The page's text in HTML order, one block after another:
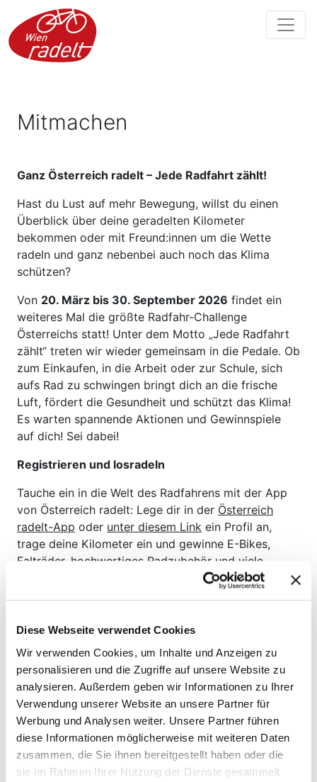
Diese Webseite verwendet Cookies
Wir verwenden Cookies, um Inhalte und Anzeigen zu
personalisieren und die Zugriffe auf unsere Website zu
analysieren. Außerdem geben wir Informationen zu Ihrer
Verwendung unserer Website an unsere Partner für
Werbung und Analysen weiter. Unsere Partner führen
diese Informationen möglicherweise mit weiteren Daten
zusammen, die Sie ihnen bereitgestellt haben oder die
sie im Rahmen Ihrer Nutzung der Dienste gesammelt
Mitmachen
Ganz Österreich radelt – Jede Radfahrt zählt!
Hast du Lust auf mehr Bewegung, willst du einen
Überblick über deine geradelten Kilometer
bekommen oder mit Freund:innen um die Wette
radeln und ganz nebenbei auch noch das Klima
schützen?
Von 20. März bis 30. September 2026 findet ein
weiteres Mal die größte Radfahr-Challenge
Österreichs statt! Unter dem Motto „Jede Radfahrt
zählt“ treten wir wieder gemeinsam in die Pedale. Ob
zum Einkaufen, in die Arbeit oder zur Schule, sich
aufs Rad zu schwingen bringt dich an die frische
Luft, fördert die Gesundheit und schützt das Klima!
Es warten spannende Aktionen und Gewinnspiele
auf dich! Sei dabei!
Registrieren und losradeln
Tauche ein in die Welt des Radfahrens mit der App
von Österreich radelt: Lege dir in der Österreich
radelt-App oder unter diesem Link ein Profil an,
trage deine Kilometer ein und gewinne E-Bikes,
Falträder, hochwertiges Radzubehör und viele
Auch Gemeinden, Betriebe, Vereine, Schulen und
Universitäten können sich kostenlos bei
Österreich radelt anmelden, gemeinsam Kilometer
sammeln, an spannenden Aktionen teilnehmen und
tolle Preise gewinnen! Wie deine Institution
mitmachen kann,erfährst du hier.
Fünf gute Gründe, bei Österreich radelt mitzuradeln:
Radeln macht fit